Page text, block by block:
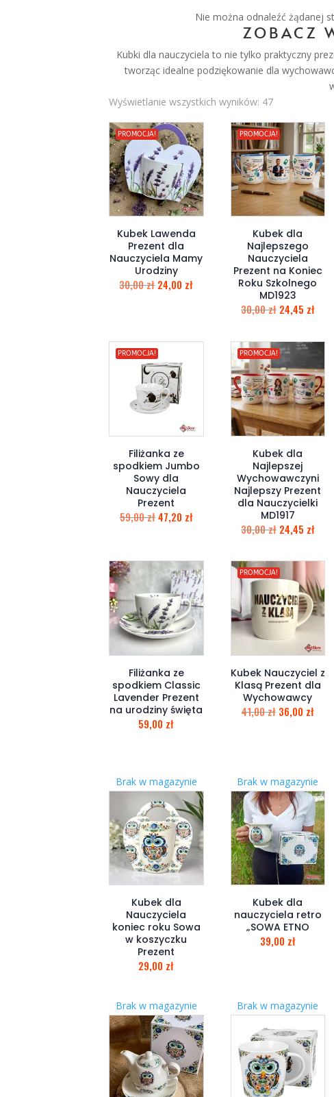
Nie można odnaleźć żądanej
ZOBACZ
Kubki dla nauczyciela to nie tylko praktyczny
tworząc idealne podziękowanie dla
Wyświetlanie wszystkich wyników: 47
PROMOCJA!
Kubek Lawenda
Prezent dla
Nauczyciela Mamy
Urodziny
30,00zł 24,00 zł
PROMOCJA!
Kubek dla
Najlepszego
Nauczyciela
Prezent na Koniec
Roku Szkolnego
MD1923
30,00zł 24,45 zł
PROMOCJA!
Filiżanka ze
spodkiem Jumbo
Sowy dla
Nauczyciela
Prezent
59,00zł47,20 zł
PROMOCJA!
Kubek dla
Najlepszej
Wychowawczyni
Najlepszy Prezent
dla Nauczycielki
MD1917
30,00zł 24,45 zł
Filiżanka ze
spodkiem Classic
Lavender Prezent
na urodziny święta
59,00 zł
PROMOCJA!
Kubek Nauczyciel z
Klasą Prezent dla
Wychowawcy
41,00zł 36,00 zł
Brak w magazynie
Kubek dla
Nauczyciela
koniec roku Sowa
w koszyczku
Prezent
29,00 zł
Brak w magazynie
Kubek dla
nauczyciela retro
„SOWA ETNO
39,00 zł
Brak w magazynie Brak w magazynie